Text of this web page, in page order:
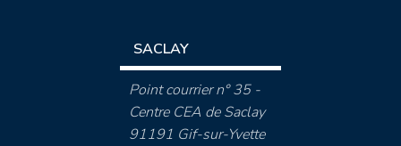
SACLAY
Point courrier n° 35 -
Centre CEA de Saclay
91191 Gif-sur-Yvette